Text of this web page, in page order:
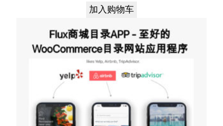
加入购物车